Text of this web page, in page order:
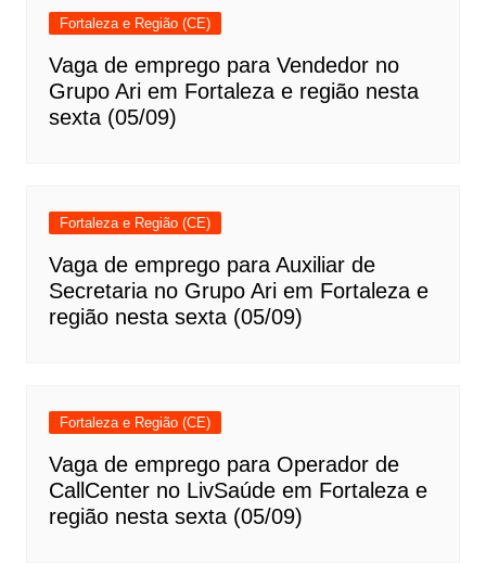
Fortaleza e Região (CE)
Vaga de emprego para Vendedor no
Grupo Ari em Fortaleza e região nesta
sexta (05/09)
Fortaleza e Região (CE)
Vaga de emprego para Auxiliar de
Secretaria no Grupo Ari em Fortaleza e
região nesta sexta (05/09)
Fortaleza e Região (CE)
Vaga de emprego para Operador de
CallCenter no LivSaúde em Fortaleza e
região nesta sexta (05/09)